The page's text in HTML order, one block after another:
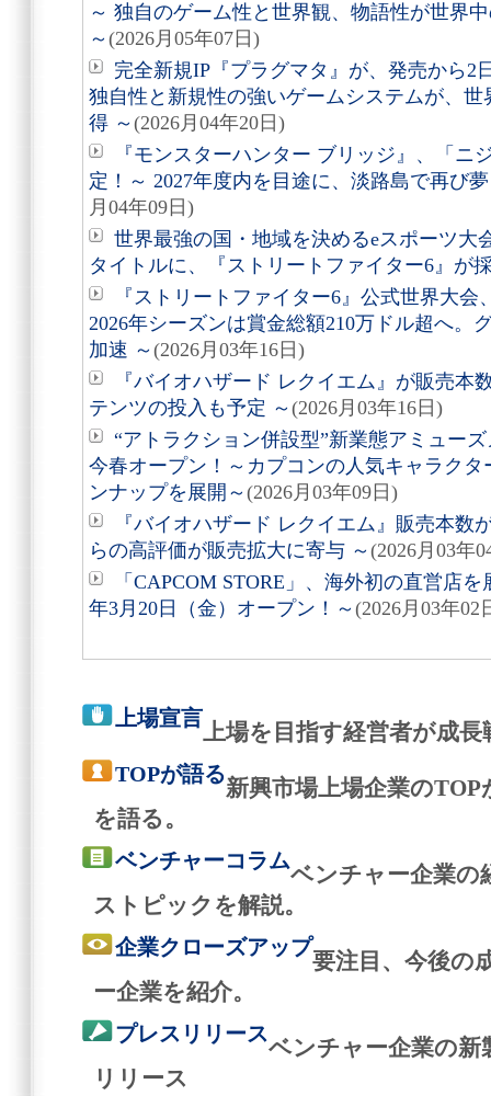
～ 独自のゲーム性と世界観、物語性が世界
～ (2026月05年07日)
完全新規IP『プラグマタ』が、発売から2
独自性と新規性の強いゲームシステムが、
得 ～ (2026月04年20日)
『モンスターハンター ブリッジ』、「ニ
定！～ 2027年度内を目途に、淡路島で再び
月04年09日)
世界最強の国・地域を決めるeスポーツ大
タイトルに、『ストリートファイター6』が
『ストリートファイター6』公式世界大
2026年シーズンは賞金総額210万ドル超へ。
加速 ～ (2026月03年16日)
『バイオハザード レクイエム』が販売本
テンツの投入も予定 ～ (2026月03年16日)
“アトラクション併設型”新業態アミュー
今春オープン！～カプコンの人気キャラク
ンナップを展開～ (2026月03年09日)
『バイオハザード レクイエム』販売本数
らの高評価が販売拡大に寄与 ～ (2026月03年
「CAPCOM STORE」、海外初の直営店
年3月20日（金）オープン！～ (2026月03年02
上場宣言
上場を目指す経営者が成
TOPが語る
新興市場上場企業の
を語る。
ベンチャーコラム
ベンチャー企業の
ストピックを解説。
企業クローズアップ
要注目、今後の
ー企業を紹介。
プレスリリース
ベンチャー企業の新
リリース